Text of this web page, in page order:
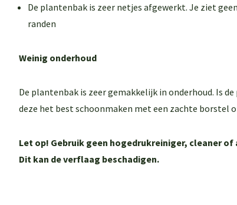
De plantenbak is zeer netjes afgewerkt. Je ziet
randen
Weinig onderhoud
De plantenbak is zeer gemakkelijk in onderhoud. Is
deze het best schoonmaken met een zachte borstel
Let op! Gebruik geen hogedrukreiniger, cleaner
Dit kan de verflaag beschadigen.